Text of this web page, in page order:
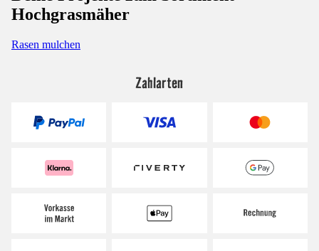
Hochgrasmäher
Rasen mulchen
Zahlarten